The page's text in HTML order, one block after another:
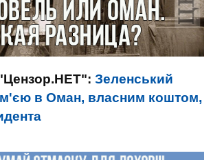
Зеленський
в Оман, власним коштом,